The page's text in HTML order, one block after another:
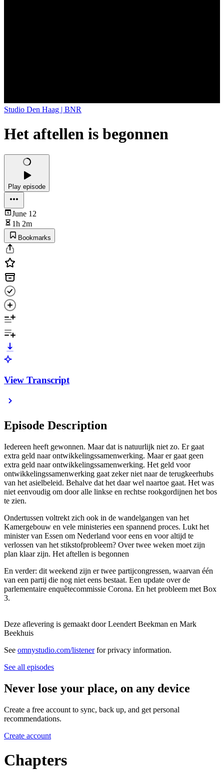
Studio Den Haag | BNR
Het aftellen is begonnen
Play episode
June 12
1h 2m
Bookmarks
View Transcript
Episode Description
Iedereen heeft gewonnen. Maar dat is natuurlijk niet zo. Er gaat
extra geld naar ontwikkelingssamenwerking. Maar er gaat geen
extra geld naar ontwikkelingssamenwerking. Het geld voor
ontwikkelingssamenwerking gaat zeker niet naar de terugkeerhubs
van het asielbeleid. Behalve dat het daar wel naartoe gaat. Het was
niet eenvoudig om door alle linkse en rechtse rookgordijnen het bos
te zien.
Ondertussen voltrekt zich ook in de wandelgangen van het
Kamergebouw en vele ministeries een spannend proces. Lukt het
minister van Essen om Nederland voor eens en voor altijd te
verlossen van het stikstofprobleem? Over twee weken moet zijn
plan klaar zijn. Het aftellen is begonnen
En verder: dit weekend zijn er twee partijcongressen, waarvan één
van een partij die nog niet eens bestaat. Een update over de
parlementaire enquêtecommissie Corona. En het probleem met Box
3.
Deze aflevering is gemaakt door Leendert Beekman en Mark
Beekhuis
See omnystudio.com/listenerfor privacy information.
See all episodes
Never lose your place, on any device
Create a free account to sync, back up, and get personal
recommendations.
Create account
Chapters